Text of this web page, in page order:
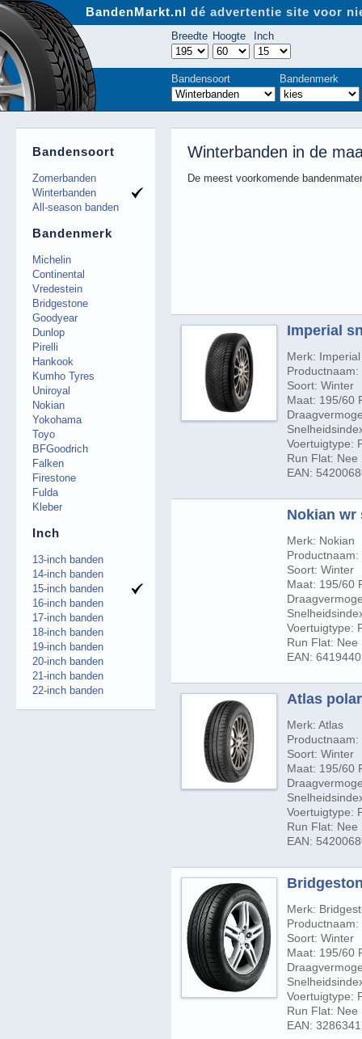
Winterbanden in de
De meest voorkomende
Imperial
Merk: Imperial
Soort: Winter
Maat: 195/60
Voertuigtype:
Run Flat: Nee
EAN:
Nokian wr
Merk: Nokian
Soort: Winter
Maat: 195/60
Voertuigtype:
Run Flat: Nee
EAN:
Atlas
Merk: Atlas
Soort: Winter
Maat: 195/60
Voertuigtype:
Run Flat: Nee
EAN:
Merk:
Soort: Winter
Maat: 195/60
Voertuigtype:
Run Flat: Nee
EAN:
Bandensoort
Zomerbanden
Winterbanden
All-season banden
Bandenmerk
Michelin
Continental
Vredestein
Bridgestone
Goodyear
Dunlop
Pirelli
Hankook
Kumho Tyres
Uniroyal
Nokian
Yokohama
Toyo
BFGoodrich
Falken
Firestone
Fulda
Kleber
Inch
13-inch banden
14-inch banden
15-inch banden
16-inch banden
17-inch banden
18-inch banden
19-inch banden
20-inch banden
21-inch banden
22-inch banden
BandenMarkt.nl dé advertentie site voor
Breedte Hoogte Inch
Bandensoort Bandenmerk